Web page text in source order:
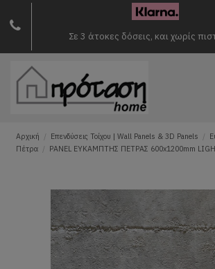
Σε 3 άτοκες δόσεις, και χωρίς
Αρχική Επενδύσεις Τοίχου | Wall Panels & 3D Panels
Πέτρα
PANEL ΕΥΚΑΜΠΤΗΣ ΠΕΤΡΑΣ 600x1200mm